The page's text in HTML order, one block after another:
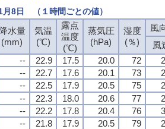
8日 （１時間ごとの値）
降水量
(mm)
気温
(℃)
露点
温度
(℃)
蒸気圧
(hPa)
湿度
(％)
風
風
-- 22.9 17.5 20.0 72
-- 22.7 17.6 20.1 73
-- 22.5 17.9 20.5 75
-- 22.3 18.0 20.6 77
-- 22.2 17.8 20.4 76
-- 21.8 17.9 20.5 79